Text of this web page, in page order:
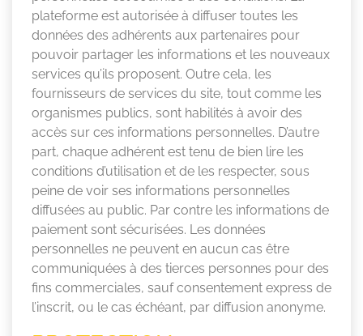
plateforme est autorisée à diffuser toutes les
données des adhérents aux partenaires pour
pouvoir partager les informations et les nouveaux
services qu’ils proposent. Outre cela, les
fournisseurs de services du site, tout comme les
organismes publics, sont habilités à avoir des
accès sur ces informations personnelles. D’autre
part, chaque adhérent est tenu de bien lire les
conditions d’utilisation et de les respecter, sous
peine de voir ses informations personnelles
diffusées au public. Par contre les informations de
paiement sont sécurisées. Les données
personnelles ne peuvent en aucun cas être
communiquées à des tierces personnes pour des
fins commerciales, sauf consentement express de
l’inscrit, ou le cas échéant, par diffusion anonyme.